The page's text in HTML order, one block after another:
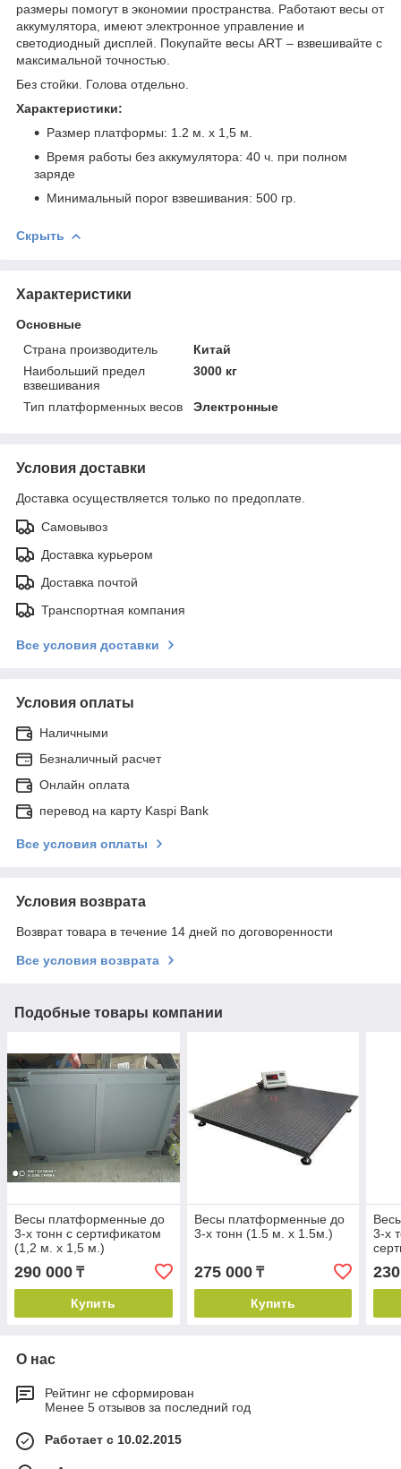
размеры помогут в экономии пространства. Работают весы от
аккумулятора, имеют электронное управление и
светодиодный дисплей. Покупайте весы ART – взвешивайте с
максимальной точностью.
Без стойки. Голова отдельно.
Характеристики:
Размер платформы: 1.2 м. х 1,5 м.
Время работы без аккумулятора: 40 ч. при полном
заряде
Минимальный порог взвешивания: 500 гр.
Скрыть
Характеристики
Основные
Страна производитель
Китай
Наибольший предел
взвешивания
3000 кг
Тип платформенных весов Электронные
Условия доставки
Доставка осуществляется только по предоплате.
Самовывоз
Доставка курьером
Доставка почтой
Транспортная компания
Все условия доставки
Условия оплаты
Наличными
Безналичный расчет
Онлайн оплата
перевод на карту Kaspi Bank
Все условия оплаты
Условия возврата
Возврат товара в течение 14 дней по договоренности
Все условия возврата
Подобные товары компании
Весы платформенные до
3-х тонн с сертификатом
(1,2 м. х 1,5 м.)
290 000 ₸
Купить
Весы платформенные до
3-х тонн (1.5 м. х 1.5м.)
275 000₸
Купить
3-х
О нас
Рейтинг не сформирован
Менее 5 отзывов за последний год
Работает с 10.02.2015